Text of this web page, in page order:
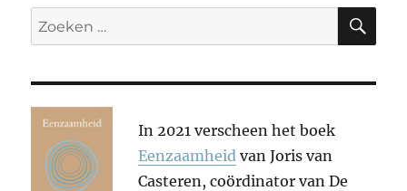
Zoeken
naar:
In 2021 verscheen het boek
Eenzaamheid van Joris van
Casteren, coördinator van De